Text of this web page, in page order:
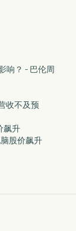
响？ - 巴伦周
收不及预
飙升
股价飙升